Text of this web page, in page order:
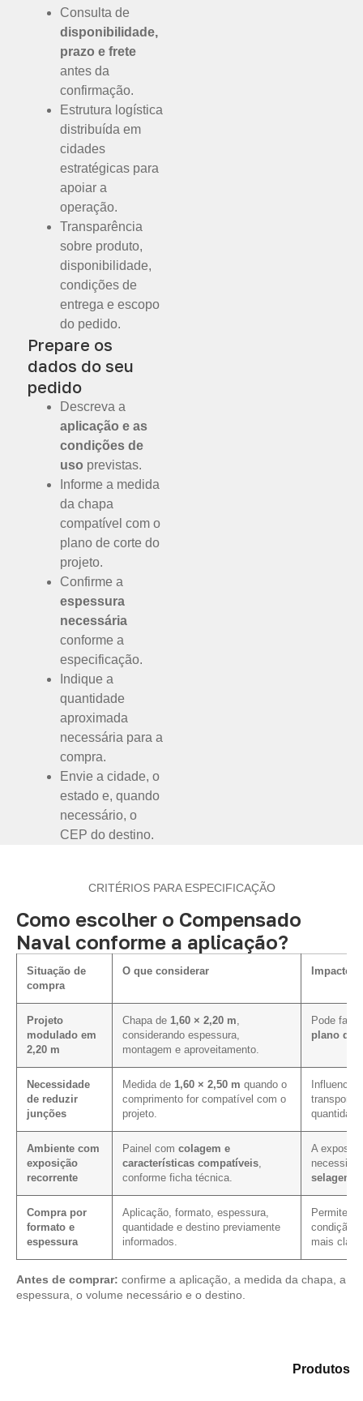
Consulta de
disponibilidade,
prazo e frete
antes da
confirmação.
Estrutura logística
distribuída em
cidades
estratégicas para
apoiar a
operação.
Transparência
sobre produto,
disponibilidade,
condições de
entrega e escopo
do pedido.
Prepare os
dados do seu
pedido
Descreva a
aplicação e as
condições de
uso previstas.
Informe a medida
da chapa
compatível com o
plano de corte do
projeto.
Confirme a
espessura
necessária
conforme a
especificação.
Indique a
quantidade
aproximada
necessária para a
compra.
Envie a cidade, o
estado e, quando
necessário, o
CEP do destino.
CRITÉRIOS PARA ESPECIFICAÇÃO
Como escolher o Compensado
Naval conforme a aplicação?
Situação de
compra
O que considerar Impacto
Projeto
modulado em
2,20 m
Chapa de 1,60 × 2,20 m
considerando espessura,
montagem e aproveitamento.
Pode
plano de
Necessidade
de reduzir
junções
Medida de 1,60 × 2,50 m quando o
comprimento for compatível com o
projeto.
Influencia
Ambiente com
exposição
recorrente
Painel com colagem e
características compatíveis
conforme ficha técnica.
A
selagem
Compra por
formato e
espessura
Aplicação, formato, espessura,
quantidade e destino previamente
informados.
Permite
condição
mais
Antes de comprar: confirme a aplicação, a medida da chapa, a
espessura, o volume necessário e o destino.
Produtos